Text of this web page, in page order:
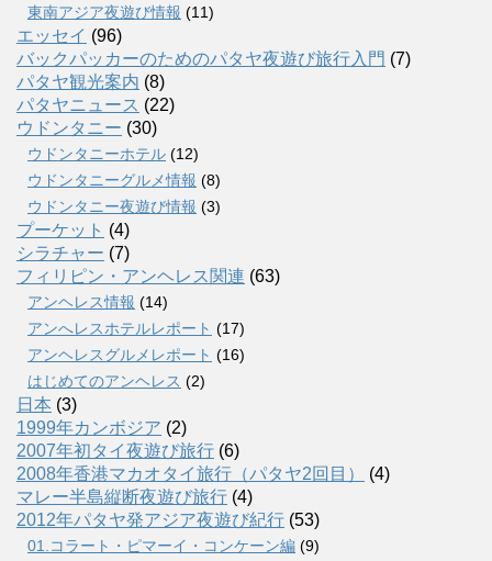
東南アジア夜遊び情報 (11)
エッセイ (96)
バックパッカーのためのパタヤ夜遊び旅行入門 (7)
パタヤ観光案内 (8)
パタヤニュース (22)
ウドンタニー (30)
ウドンタニーホテル (12)
ウドンタニーグルメ情報 (8)
ウドンタニー夜遊び情報 (3)
プーケット (4)
シラチャー (7)
フィリピン・アンヘレス関連 (63)
アンヘレス情報 (14)
アンへレスホテルレポート (17)
アンヘレスグルメレポート (16)
はじめてのアンヘレス (2)
日本 (3)
1999年カンボジア (2)
2007年初タイ夜遊び旅行 (6)
2008年香港マカオタイ旅行（パタヤ2回目）
(4)
マレー半島縦断夜遊び旅行 (4)
2012年パタヤ発アジア夜遊び紀行 (53)
01.コラート・ピマーイ・コンケーン編 (9)